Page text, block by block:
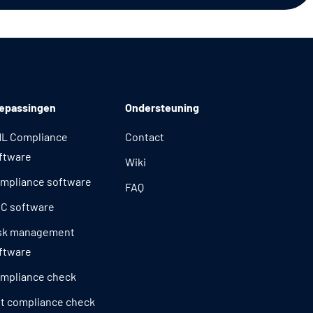
Compliance
software
software
management
check
compliance check
Ondersteuning
Contact
Wiki
FAQ